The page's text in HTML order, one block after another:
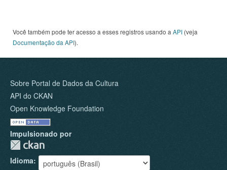
Você também pode ter acesso a esses registros usando a API (veja
Documentação da API).
Sobre Portal de Dados da Cultura
API do CKAN
Open Knowledge Foundation
Impulsionado por
Idioma